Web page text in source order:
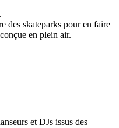
des skateparks pour en faire
en plein air.
et DJs issus des